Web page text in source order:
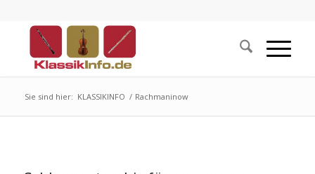
Sie sind hier: KLASSIKINFO / Rachmaninow